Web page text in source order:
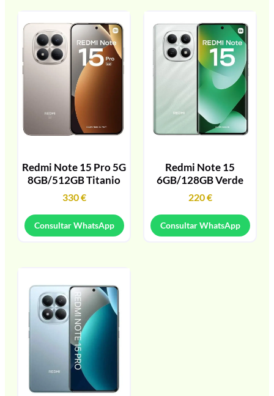
Redmi Note 15 Pro 5G
8GB/512GB Titanio
330€
Consultar WhatsApp
Redmi Note 15
6GB/128GB Verde
220€
Consultar WhatsApp